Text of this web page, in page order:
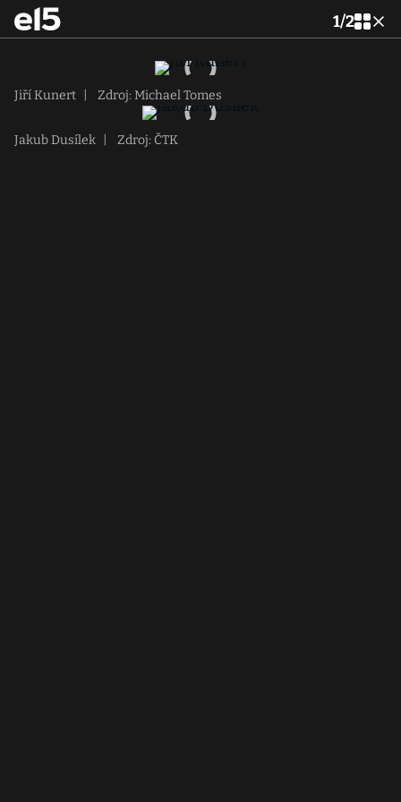
1/2
Jiří Kunert Zdroj: Michael Tomes
Jakub Dusílek Zdroj: ČTK